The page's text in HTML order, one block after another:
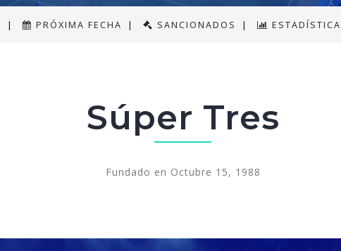
| PRÓXIMA FECHA | SANCIONADOS |
Súper Tres
Fundado en Octubre 15, 1988